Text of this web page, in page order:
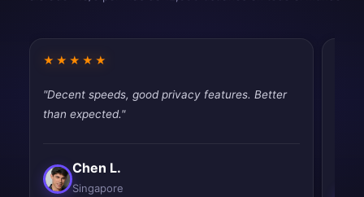
★★★★★
"Decent speeds, good privacy features. Better
than expected."
Chen L.
Singapore